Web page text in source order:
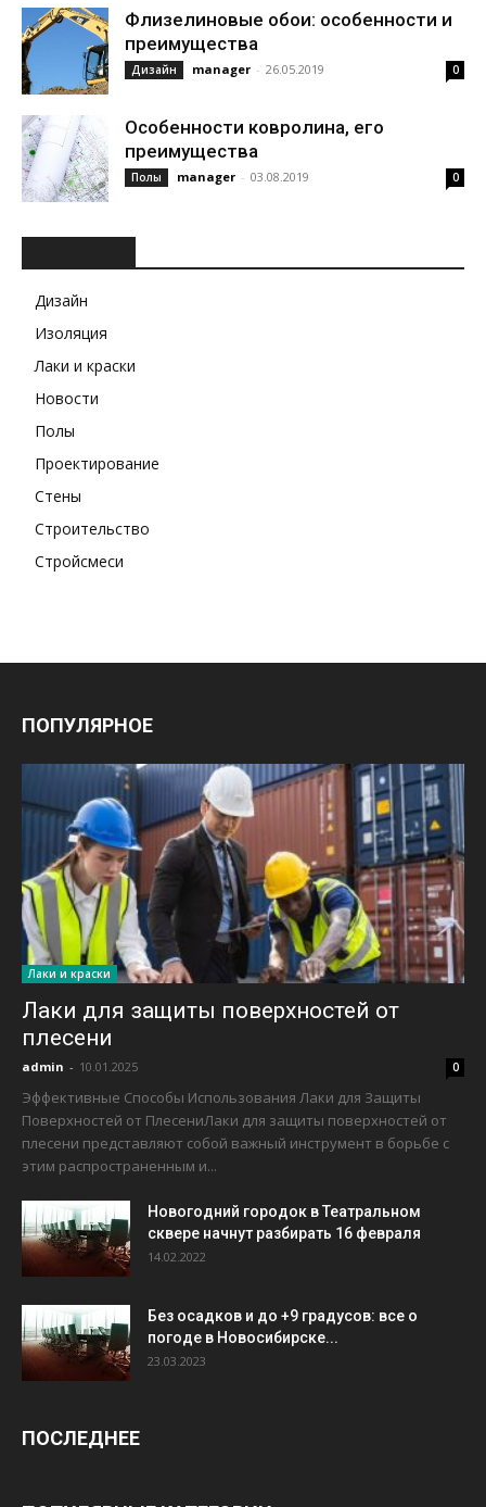
Флизелиновые обои: особенности и
преимущества
Дизайн manager - 26.05.2019 0
Особенности ковролина, его
преимущества
Полы manager - 03.08.2019 0
Дизайн
Изоляция
Лаки и краски
Новости
Полы
Проектирование
Стены
Строительство
Стройсмеси
ПОПУЛЯРНОЕ
Лаки и краски
Лаки для защиты поверхностей от
плесени
admin - 10.01.2025 0
Эффективные Способы Использования Лаки для Защиты
Поверхностей от ПлесениЛаки для защиты поверхностей от
плесени представляют собой важный инструмент в борьбе с
этим распространенным и...
Новогодний городок в Театральном
сквере начнут разбирать 16 февраля
14.02.2022
Без осадков и до +9 градусов: все о
погоде в Новосибирске...
23.03.2023
ПОСЛЕДНЕЕ